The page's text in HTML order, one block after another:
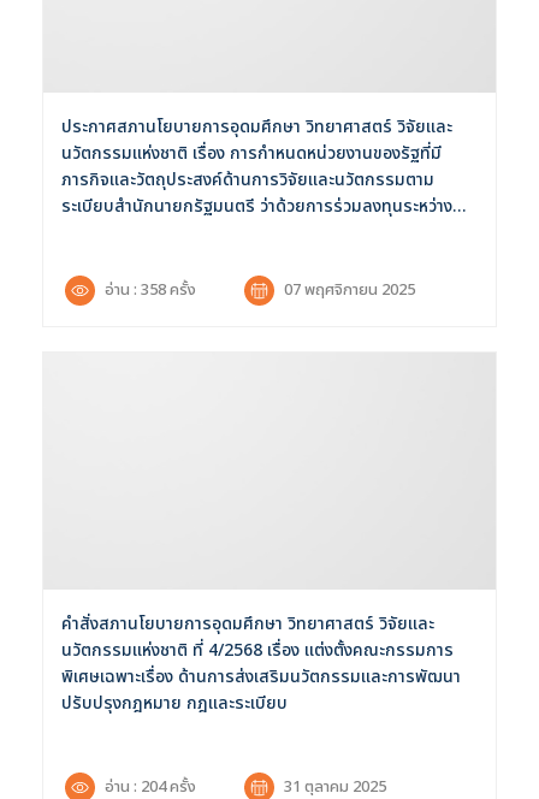
ประกาศสภานโยบายการอุดมศึกษา วิทยาศาสตร์ วิจัยและ
นวัตกรรมแห่งชาติ เรื่อง การกำหนดหน่วยงานของรัฐที่มี
ภารกิจและวัตถุประสงค์ด้านการวิจัยและนวัตกรรมตาม
ระเบียบสำนักนายกรัฐมนตรี ว่าด้วยการร่วมลงทุนระหว่างรัฐ
อ่าน : 358 ครั้ง 07 พฤศจิกายน 2025
คำสั่งสภานโยบายการอุดมศึกษา วิทยาศาสตร์ วิจัยและ
นวัตกรรมแห่งชาติ ที่ 4/2568 เรื่อง แต่งตั้งคณะกรรมการ
พิเศษเฉพาะเรื่อง ด้านการส่งเสริมนวัตกรรมและการพัฒนา
ปรับปรุงกฎหมาย กฎและระเบียบ
อ่าน : 204 ครั้ง 31 ตุลาคม 2025